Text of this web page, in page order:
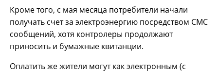
Кроме того, с мая месяца потребители начали
получать счет за электроэнергию посредством СМС
сообщений, хотя контролеры продолжают
приносить и бумажные квитанции.
Оплатить же жители могут как электронным (с